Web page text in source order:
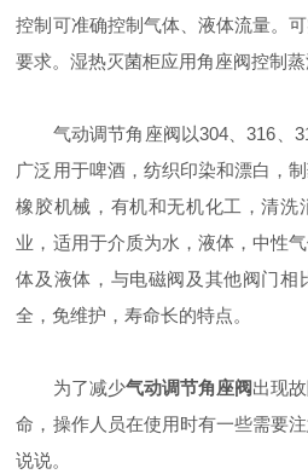
控制可准确控制气体、液体流量。
要求。湿热灭菌柜应用角座阀控制蒸
气动调节角座阀以304、316、
广泛用于啤酒，纺织印染和漂白，
橡胶机械，有机和无机化工，清洗
业，适用于介质为水，液体，中性
体及液体，与电磁阀及其他阀门相
全，免维护，寿命长的特点。
为了减少气动调节角座阀出现
命，操作人员在使用时有一些需要
说说。